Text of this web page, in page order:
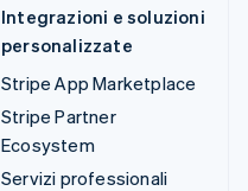
Integrazioni e soluzioni
personalizzate
Stripe App Marketplace
Stripe Partner
Ecosystem
Servizi professionali